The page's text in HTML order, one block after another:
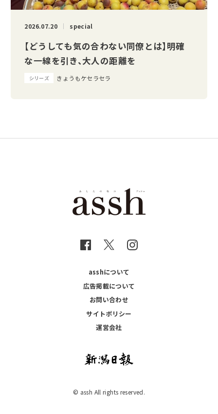
2026.07.20 special
【どうしても気の合わない同僚とは】明確
な一線を引き、大人の距離を
シリーズ きょうもケセラセラ
asshについて
広告掲載について
お問い合わせ
サイトポリシー
運営会社
© assh All rights reserved.